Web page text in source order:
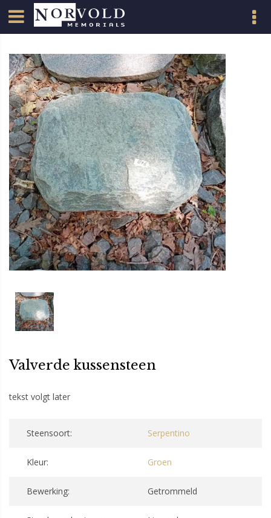
Valverde kussensteen
tekst volgt later
Steensoort: Serpentino
Kleur: Groen
Bewerking: Getrommeld